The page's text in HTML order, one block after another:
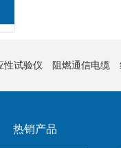
性试验仪 阻燃通信电缆
热销产品